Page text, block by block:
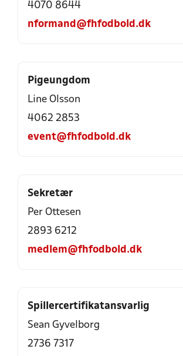
4070 8644
nformand@fhfodbold.dk
Pigeungdom
Line Olsson
4062 2853
event@fhfodbold.dk
Sekretær
Per Ottesen
2893 6212
medlem@fhfodbold.dk
Spillercertifikatansvarlig
Sean Gyvelborg
2736 7317